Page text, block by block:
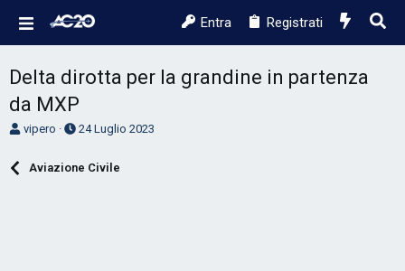
Entra Registrati
Delta dirotta per la grandine in partenza
da MXP
A
vipero
D
24 Luglio 2023
Aviazione Civile